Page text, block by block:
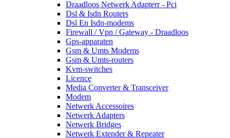
Draadloos Netwerk Adapterr - Pci
Dsl & Isdn Routers
Dsl En Isdn-modems
Firewall / Vpn / Gateway - Draadloos
Gps-apparaten
Gsm & Umts Modems
Gsm & Umts-routers
Kvm-switches
Licence
Media Converter & Transceiver
Modem
Netwerk Accessoires
Netwerk Adapters
Netwerk Bridges
Netwerk Extender & Repeater